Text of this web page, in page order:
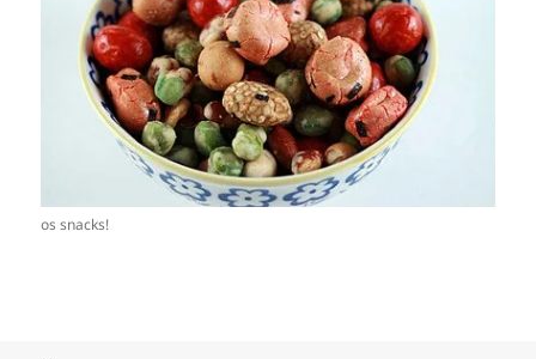
os snacks!